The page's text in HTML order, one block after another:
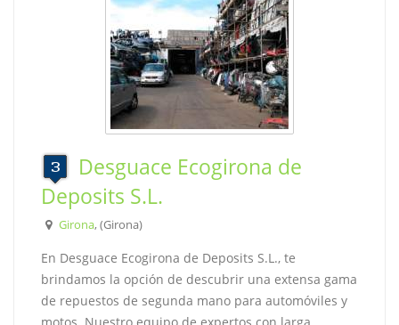
Desguace Ecogirona de
Deposits S.L.
Girona, (Girona)
En Desguace Ecogirona de Deposits S.L., te
brindamos la opción de descubrir una extensa gama
de repuestos de segunda mano para automóviles y